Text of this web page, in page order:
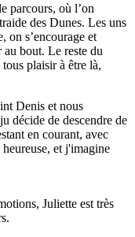
parcours, où l’on
des Dunes. Les uns
on s’encourage et
bout. Le reste du
plaisir à être là,
Denis et nous
décide de descendre de
en courant, avec
et j'imagine
Juliette est très